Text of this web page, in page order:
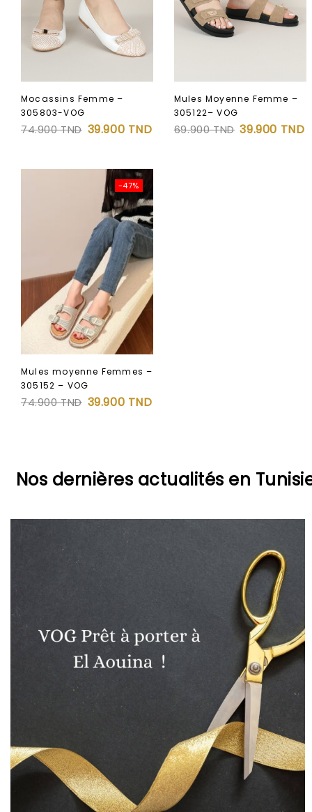
Mocassins Femme –
305803-VOG
74.900TND 39.900 TND
Mules Moyenne Femme –
305122– VOG
69.900TND 39.900 TND
-47%
Mules moyenne Femmes –
305152 – VOG
74.900TND 39.900 TND
Nos dernières actualités en